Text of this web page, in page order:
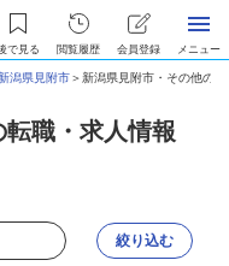
で見る 閲覧履歴 会員登録 メニュー
潟県見附市＞新潟県見附市・その他の
職・求人情報
絞り込む